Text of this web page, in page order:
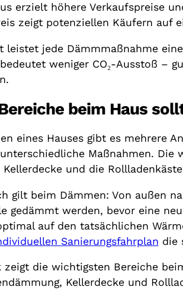
erzielt höhere Verkaufspreise
zeigt potenziellen Käufern auf
leistet jede Dämmmaßnahme
weniger CO₂-Ausstoß –
beim Haus
eines Hauses gibt es mehrere
Maßnahmen. Die
Kellerdecke und die
gilt beim Dämmen: Von außen
gedämmt werden, bevor eine
auf den tatsächlichen
Sanierungsfahrplan die